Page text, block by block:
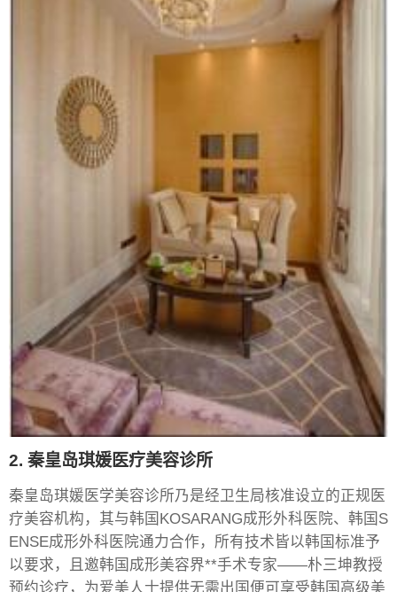
2. 秦皇岛琪媛医疗美容诊所
秦皇岛琪媛医学美容诊所乃是经卫生局核准设立的正规医
疗美容机构，其与韩国KOSARANG成形外科医院、韩国S
ENSE成形外科医院通力合作，所有技术皆以韩国标准予
以要求，且邀韩国成形美容界**手术专家——朴三坤教授
预约诊疗，为爱美人士提供无需出国便可享受韩国高级美